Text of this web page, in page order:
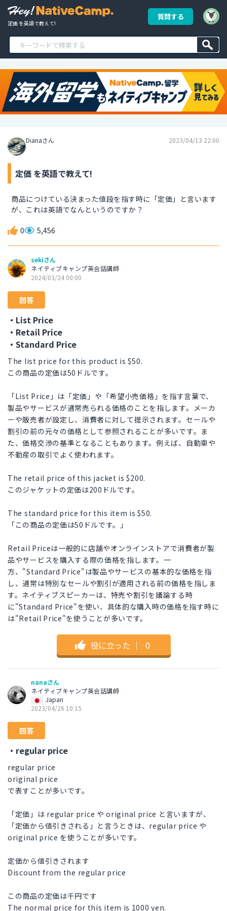
定価 を英語で教えて!
質問する
Dianaさん 2023/04/13 22:00
定価 を英語で教えて!
商品につけている決まった値段を指す時に「定価」と言います
が、これは英語でなんというのですか？
0 5,456
sekiさん
ネイティブキャンプ英会話講師
2024/03/24 00:00
回答
・List Price
・Retail Price
・Standard Price
The list price for this product is $50.
この商品の定価は50ドルです。
「List Price」は「定価」や「希望小売価格」を指す言葉で、
製品やサービスが通常売られる価格のことを指します。メーカ
ーや販売者が設定し、消費者に対して提示されます。セールや
割引の前の元々の価格として参照されることが多いです。ま
た、価格交渉の基準となることもあります。例えば、自動車や
不動産の取引でよく使われます。
The retail price of this jacket is $200.
このジャケットの定価は200ドルです。
The standard price for this item is $50.
「この商品の定価は50ドルです。」
Retail Priceは一般的に店舗やオンラインストアで消費者が製
品やサービスを購入する際の価格を指します。一
方、"Standard Price"は製品やサービスの基本的な価格を指
し、通常は特別なセールや割引が適用される前の価格を指しま
す。ネイティブスピーカーは、特売や割引を議論する時
に"Standard Price"を使い、具体的な購入時の価格を指す時に
は"Retail Price"を使うことが多いです。
役に立った ｜ 0
nanaさん
ネイティブキャンプ英会話講師
Japan
2023/04/26 10:15
回答
・regular price
regular price
original price
で表すことが多いです。
「定価」は regular price や original price と言いますが、
「定価から値引きされる」と言うときは、regular price や
original price を使うことが多いです。
定価から値引きされます
Discount from the regular price
この商品の定価は千円です
The normal price for this item is 1000 yen.